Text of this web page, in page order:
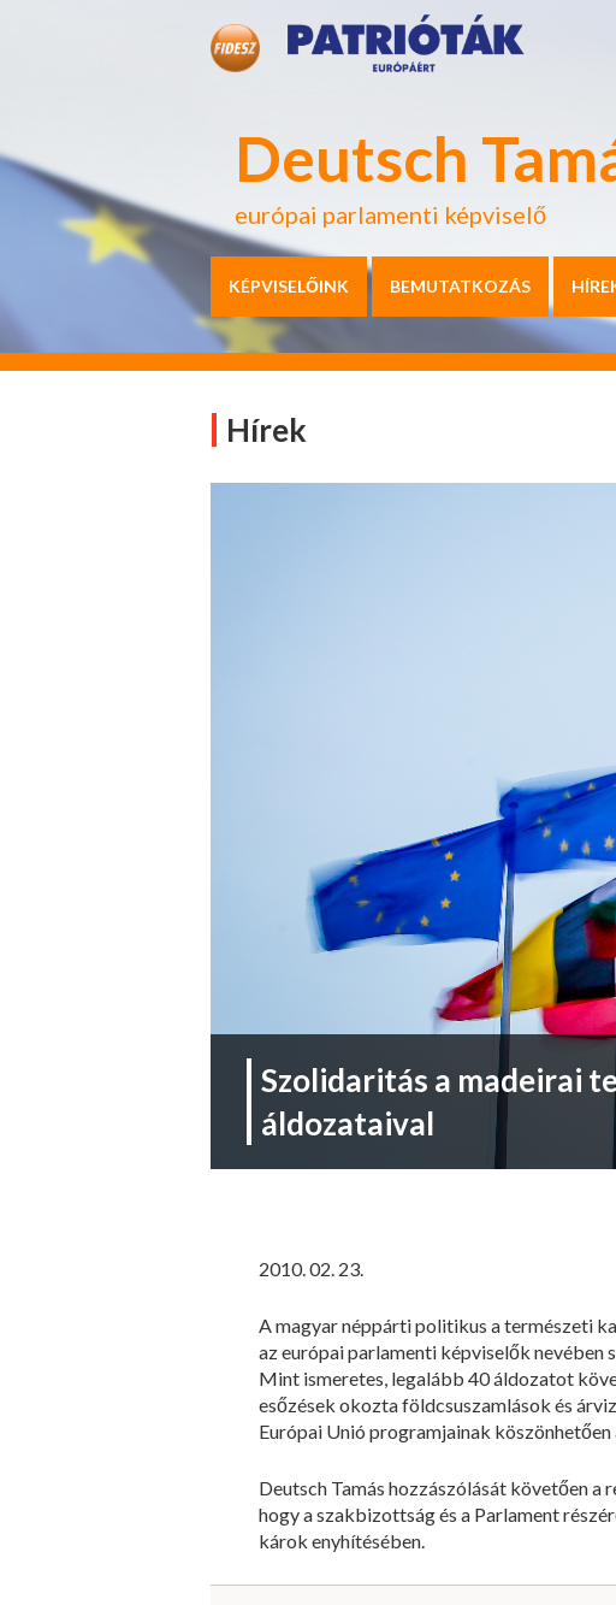
Deutsch
európai parlamenti képviselő
KÉPVISELŐINK BEMUTATKOZÁS
Hírek
Szolidaritás a madeirai
áldozataival
2010. 02. 23.
A magyar néppárti politikus a természeti
az európai parlamenti képviselők
Mint ismeretes, legalább 40 áldozatot
esőzések okozta földcsuszamlások és
Európai Unió programjainak
Deutsch Tamás hozzászólását követően
hogy a szakbizottság és a Parlament
károk enyhítésében.